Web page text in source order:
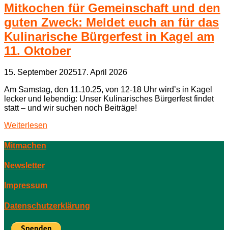
Mitkochen für Gemeinschaft und den
guten Zweck: Meldet euch an für das
Kulinarische Bürgerfest in Kagel am
11. Oktober
15. September 202517. April 2026
Am Samstag, den 11.10.25, von 12-18 Uhr wird’s in Kagel
lecker und lebendig: Unser Kulinarisches Bürgerfest findet
statt – und wir suchen noch Beiträge!
Weiterlesen
Mitmachen
Newsletter
Impressum
Datenschutzerklärung